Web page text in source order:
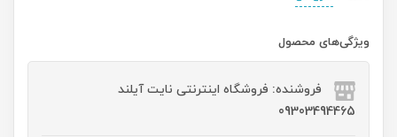
ویژگی‌های محصول
فروشنده: فروشگاه اینترنتی نایت آیلند
09303494465